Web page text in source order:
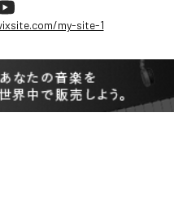
my-site-1